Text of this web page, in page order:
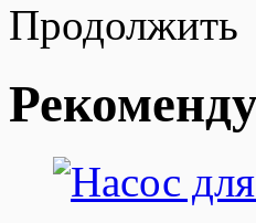
Продолжить